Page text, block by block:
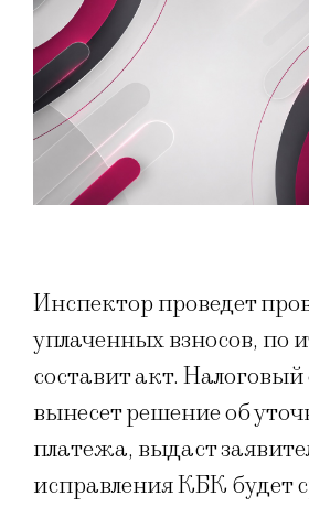
Инспектор проведет
уплаченных взносов, по
составит акт.
вынесет решение об
платежа, выдаст
исправления КБК будет